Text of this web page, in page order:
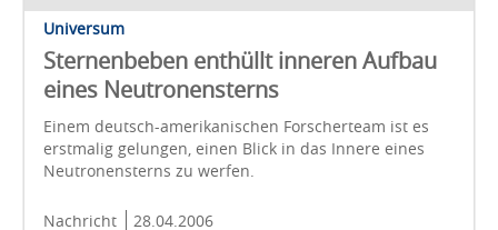
Universum
Sternenbeben enthüllt inneren Aufbau
eines Neutronensterns
Einem deutsch-amerikanischen Forscherteam ist es
erstmalig gelungen, einen Blick in das Innere eines
Neutronensterns zu werfen.
Nachricht 28.04.2006